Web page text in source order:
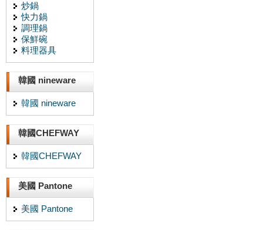
炒鍋
快力鍋
調理鍋
保鮮碗
料理器具
韓國 nineware
韓國 nineware
韓國CHEFWAY
韓國CHEFWAY
美國 Pantone
美國 Pantone